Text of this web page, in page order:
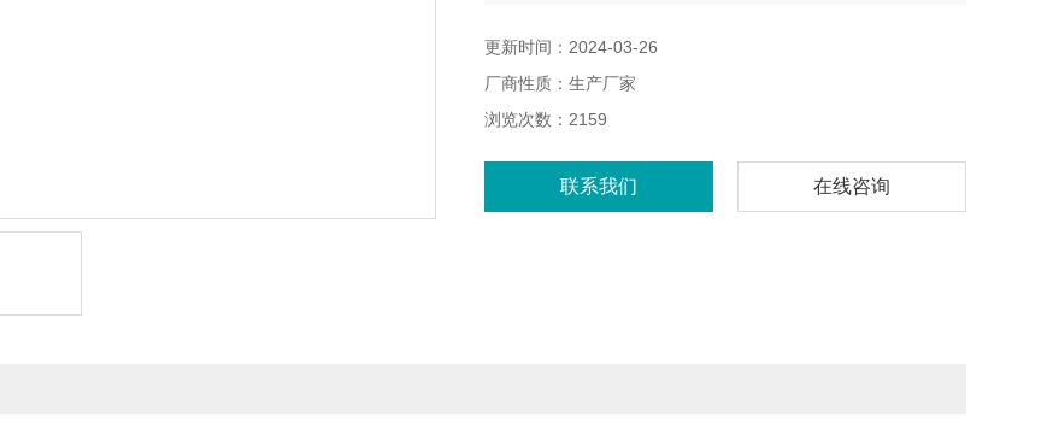
更新时间：2024-03-26
厂商性质：生产厂家
浏览次数：2159
联系我们 在线咨询